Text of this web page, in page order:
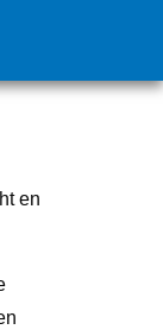
en